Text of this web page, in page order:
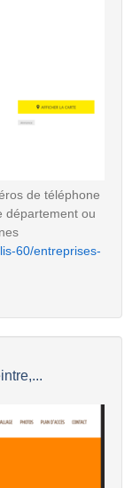
de téléphone
département ou
60/entreprises-